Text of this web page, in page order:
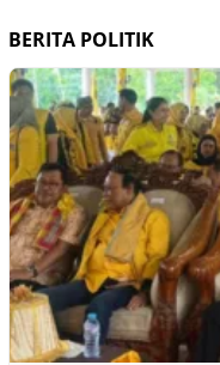
BERITA POLITIK